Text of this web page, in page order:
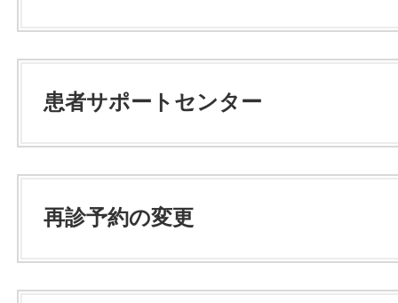
患者サポートセンター
再診予約の変更